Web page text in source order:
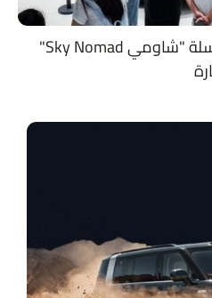
تقديرات بتجاوز حجوزات سلسلة "شاومي Sky Nomad"